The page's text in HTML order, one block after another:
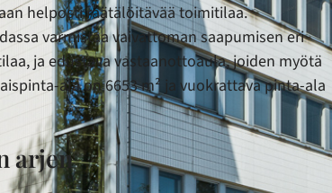
helposti räätälöitävää toimitilaa.
varmistaa vaivattoman saapumisen eri
ja edustava vastaanottoaula, joiden myötä
ala on 6653 m² ja vuokrattava pinta-ala
arjen